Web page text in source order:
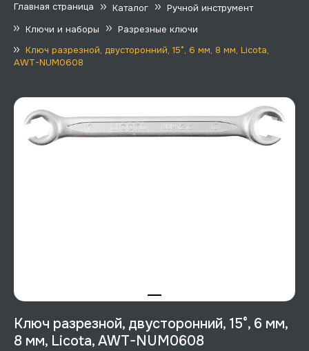
Главная страница Каталог
Ручной инструмент
Ключи и наборы
Разрезные ключи
Ключ разрезной, двусторонний, 15°, 6 мм, 8 мм, Licota,
AWT-NUM0608
Ключ разрезной, двусторонний, 15°, 6 мм,
8 мм, Licota, AWT-NUM0608